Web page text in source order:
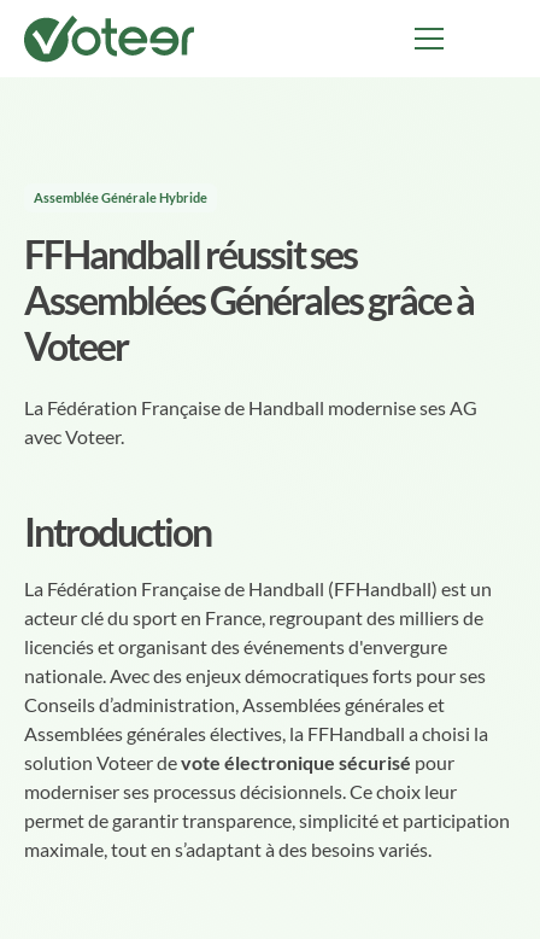
Assemblée Générale Hybride
FFHandball réussit ses
Assemblées Générales grâce à
Voteer
La Fédération Française de Handball modernise ses AG
avec Voteer.
Introduction
La Fédération Française de Handball (FFHandball) est un
acteur clé du sport en France, regroupant des milliers de
licenciés et organisant des événements d'envergure
nationale. Avec des enjeux démocratiques forts pour ses
Conseils d’administration, Assemblées générales et
Assemblées générales électives, la FFHandball a choisi la
solution Voteer devote électronique sécurisé pour
moderniser ses processus décisionnels. Ce choix leur
permet de garantir transparence, simplicité et participation
maximale, tout en s’adaptant à des besoins variés.